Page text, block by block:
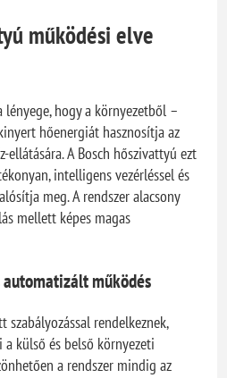
működési elve
hogy a környezetből –
hőenergiát hasznosítja az
ellátására. A Bosch hőszivattyú ezt
intelligens vezérléssel és
meg. A rendszer alacsony
mellett képes magas
működés
rendelkeznek,
külső és belső környezeti
a rendszer mindig az